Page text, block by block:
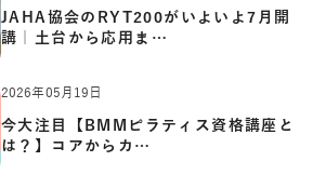
JAHA協会のRYT200がいよいよ7月開
講｜土台から応用ま…
2026年05月19日
今大注目【BMMピラティス資格講座と
は？】コアからカ…